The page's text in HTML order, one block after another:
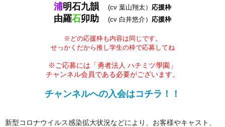
浦明石九韻 (cv 葉山翔太） 応援枠
由羅石卯助 (cv 白井悠介） 応援枠
※どの応援枠も内容は同じです。
せっかくだから推し学生の枠で応募してね
※ご応募には「勇者法人 ハチミツ學園」
チャンネル会員である必要がございます。
チャンネルへの入会はコチラ！！
新型コロナウイルス感染拡大状況などにより、お客様やキャスト、